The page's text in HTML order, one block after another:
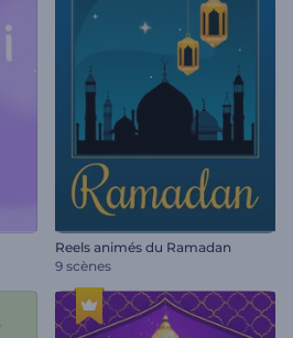
Reels animés du Ramadan
9 scènes